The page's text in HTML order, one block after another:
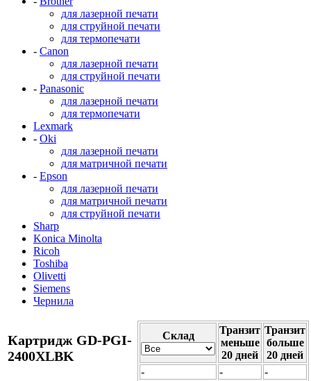
для лазерной печати
для струйной печати
для термопечати
- Canon
для лазерной печати
для струйной печати
- Panasonic
для лазерной печати
для термопечати
Lexmark
- Oki
для лазерной печати
для матричной печати
- Epson
для лазерной печати
для матричной печати
для струйной печати
Sharp
Konica Minolta
Ricoh
Toshiba
Olivetti
Siemens
Чернила
Картридж GD-PGI-
2400XLBK
Cклад
Транзит
меньше
20 дней
Транзит
больше
20 дней
-
-
-